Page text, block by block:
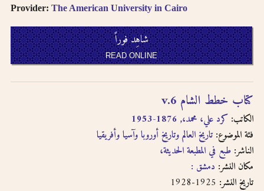
Provider: The American University in Cairo
شاهِد فوراً
READ ONLINE
كتاب خطط الشام v.6
الكاتب: كرد علي، محمد،, 1876-1953
فئة الموضوع: تاريخ العالم وتاريخ أوروبا وآسيا وأفريقيا
الناشر: طبع في المطبعة الحديثة،
مكان النشر: دمشق :
تاريخ النشر: